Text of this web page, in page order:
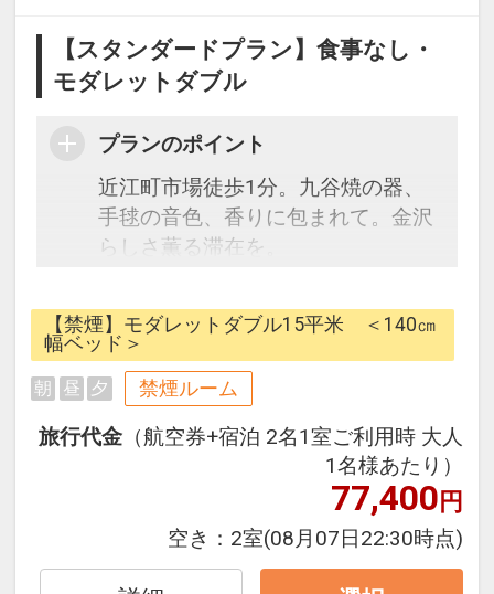
【スタンダードプラン】食事なし・
モダレットダブル
プランのポイント
近江町市場徒歩1分。九谷焼の器、
手毬の音色、香りに包まれて。金沢
らしさ薫る滞在を。
加賀手毬の音色がやさしく響くロビ
ー、九谷焼の器で味わうウェルカム
ドリンク、 お香やアロマが香る空間
が、旅の始まりをやわらかく彩りま
す。
ホテルオリジナルのMAPや観光ガイ
ド、九谷焼のガチャ、金箔を添える
コーヒーなど、 感性に響く“旅のヒ
ント”を散りばめました。
伝統と感性が響き合う空間で、自分
【禁煙】モダレットダブル15平米 ＜140㎝
幅ベッド＞
朝 昼 夕 禁煙ルーム
旅行代金 （航空券+宿泊 2名1室ご利用時 大人
1名様あたり）
77,400円
空き： 2室(08月07日22:30時点)